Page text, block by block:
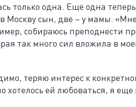
только одна. Еще одна
Москву сын, две – у мамы:
собираюсь преподнести
так много сил вложила в
теряю интерес к
хотелось ей любоваться, я